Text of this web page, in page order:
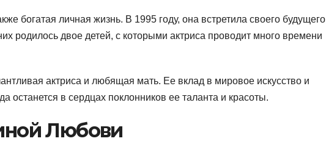
богатая личная жизнь. В 1995 году, она встретила своего будущего
родилось двое детей, с которыми актриса проводит много времени
актриса и любящая мать. Ее вклад в мировое искусство и
останется в сердцах поклонников ее таланта и красоты.
Любови